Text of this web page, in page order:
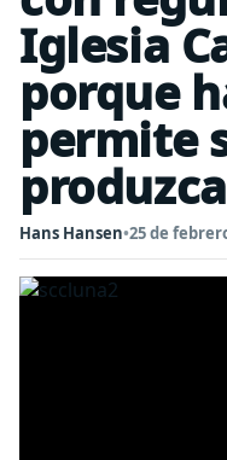
Iglesia
porque
permite
Hans Hansen•25 de